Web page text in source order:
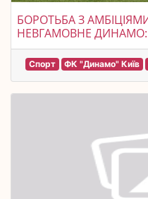
БОРОТЬБА З
НЕВГАМОВНЕ ДИНАМО:
Спорт ФК "Динамо" Київ